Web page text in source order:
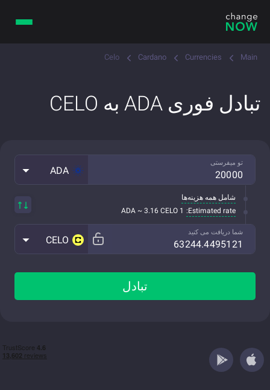
Main
Currencies
Cardano
Celo
تبادل فوری ADA به CELO
تو میفرستی
ADA
شامل همه هزینه‌ها
Estimated rate:
1 ADA ~ 3.16 CELO
شما دریافت می کنید
CELO
تبادل